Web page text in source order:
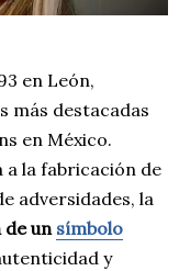
en León,
más destacadas
en México.
a la fabricación de
adversidades, la
de un símbolo
y